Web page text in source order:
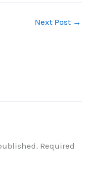
Next Post →
Required